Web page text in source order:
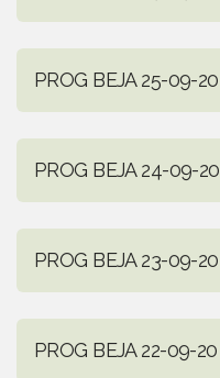
PROG BEJA 25-09-20
PROG BEJA 24-09-20
PROG BEJA 23-09-20
PROG BEJA 22-09-20